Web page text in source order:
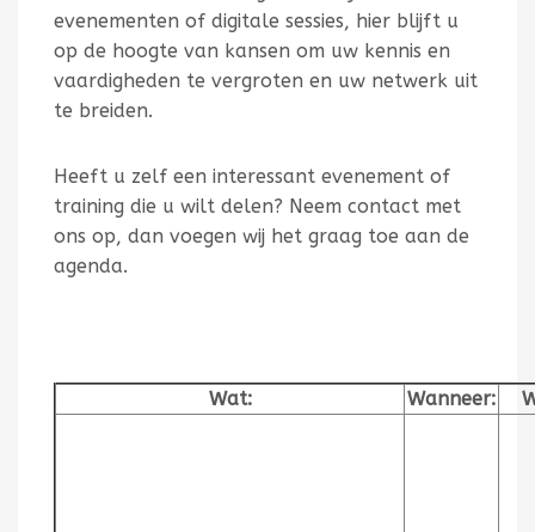
evenementen of digitale sessies, hier blijft u
op de hoogte van kansen om uw kennis en
vaardigheden te vergroten en uw netwerk uit
te breiden.
Heeft u zelf een interessant evenement of
training die u wilt delen? Neem contact met
ons op, dan voegen wij het graag toe aan de
agenda.
Wat: Wanneer: